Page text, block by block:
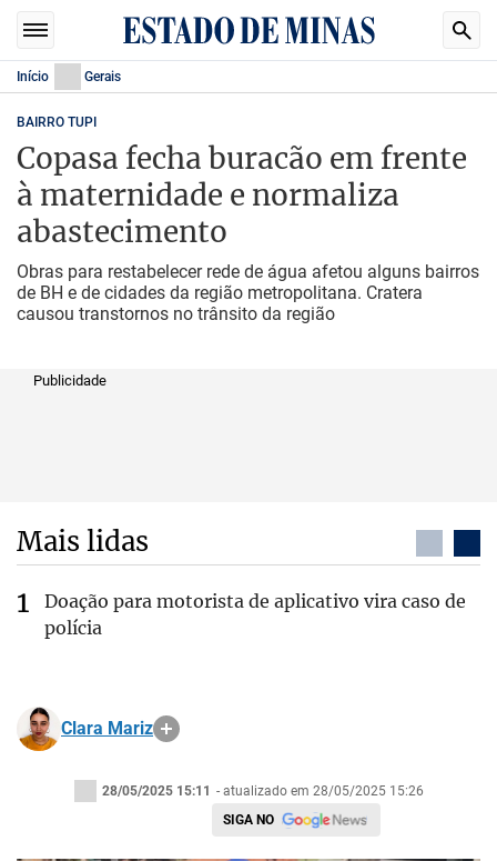
Início Gerais
BAIRRO TUPI
Copasa fecha buracão em frente
à maternidade e normaliza
abastecimento
Obras para restabelecer rede de água afetou alguns bairros
de BH e de cidades da região metropolitana. Cratera
causou transtornos no trânsito da região
Publicidade
Mais lidas
Doação para motorista de aplicativo vira caso de
polícia
Clara Mariz
28/05/2025 15:11 - atualizado em 28/05/2025 15:26
SIGA NO